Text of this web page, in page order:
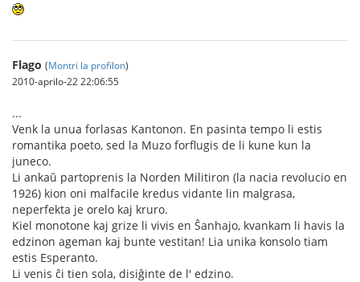
Flago (Montri la profilon)
2010-aprilo-22 22:06:55
...
Venk la unua forlasas Kantonon. En pasinta tempo li estis
romantika poeto, sed la Muzo forflugis de li kune kun la
juneco.
Li ankaŭ partoprenis la Norden Militiron (la nacia revolucio en
1926) kion oni malfacile kredus vidante lin malgrasa,
neperfekta je orelo kaj kruro.
Kiel monotone kaj grize li vivis en Ŝanhajo, kvankam li havis la
edzinon ageman kaj bunte vestitan! Lia unika konsolo tiam
estis Esperanto.
Li venis ĉi tien sola, disiĝinte de l' edzino.